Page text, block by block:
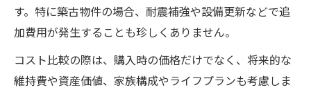
す。特に築古物件の場合、耐震補強や設備更新などで追
加費用が発生することも珍しくありません。
コスト比較の際は、購入時の価格だけでなく、将来的な
維持費や資産価値、家族構成やライフプランも考慮しま